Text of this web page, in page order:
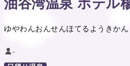
油谷湾温泉 ホテル
ゆやわんおんせんほてるようきかん
-